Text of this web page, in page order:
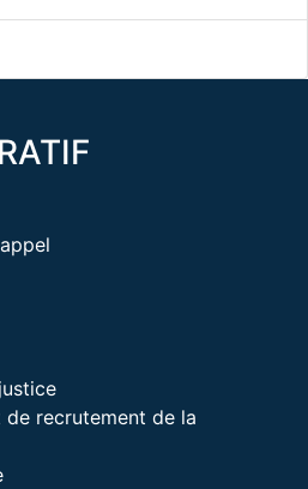
recrutement de la